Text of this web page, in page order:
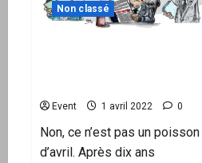
négocié,
les
Non classé
Event 1 avril 2022 0
Non, ce n’est pas un poisson
d’avril. Après dix ans